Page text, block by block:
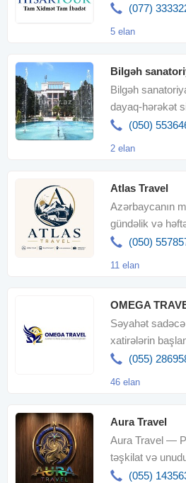
dünya(077)
5 elan
Bilgəh
Bilgəh
dayaq-hərəkət
müasir bərpa
(050)
2 elan
Atlas Travel
Azərbaycanın
gündəlik və
istirahət
(050)
11 elan
OMEGA
Səyahət
xatirələrin
olaraq hər detalı
(055)
46 elan
Aura Travel
Aura Travel —
təşkilat və
(055)